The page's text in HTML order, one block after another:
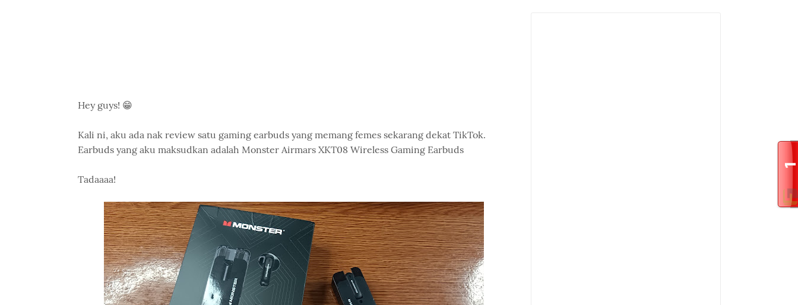
Hey guys! 😁
Kali ni, aku ada nak review satu gaming earbuds yang memang femes sekarang dekat TikTok.
Earbuds yang aku maksudkan adalah Monster Airmars XKT08 Wireless Gaming Earbuds
Tadaaaa!